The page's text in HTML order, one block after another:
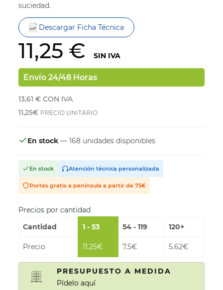
suciedad.
Descargar Ficha Técnica
11,25 € SIN IVA
Envío 24/48 Horas
13,61 € CON IVA
11,25€ PRECIO UNITARIO
En stock — 168 unidades disponibles
En stock Atención técnica personalizada
Portes gratis a península a partir de 75€
Precios por cantidad
Cantidad
1 - 53 54 - 119 120+
Precio 11.25€ 7.5€ 5.62€
PRESUPUESTO A MEDIDA
Pídelo aquí